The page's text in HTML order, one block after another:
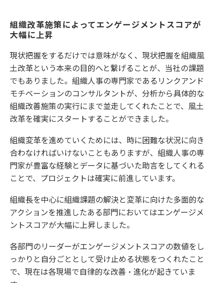
組織改革施策によってエンゲージメントスコアが
大幅に上昇
現状把握をするだけでは意味がなく、現状把握を組織風
土改革という本来の目的へと繋げることが、当社の課題
でもありました。組織人事の専門家であるリンクアンド
モチベーションのコンサルタントが、分析から具体的な
組織改善施策の実行にまで並走してくれたことで、風土
改革を確実にスタートすることができました。
組織変革を進めていくためには、時に困難な状況に向き
合わなければいけないこともありますが、組織人事の専
門家が豊富な経験とデータに基づいた助言をしてくれる
ことで、プロジェクトは確実に前進しています。
組織長を中心に組織課題の解決と変革に向けた多面的な
アクションを推進したある部門においてはエンゲージメ
ントスコアが大幅に上昇しました。
各部門のリーダーがエンゲージメントスコアの数値をし
っかりと自分ごととして受け止める状態をつくれたこと
で、現在は各現場で自律的な改善・進化が起きていま